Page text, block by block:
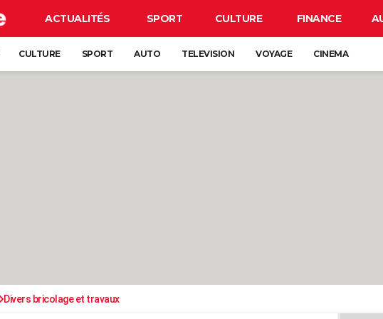
ACTUALITÉS SPORT CULTURE FINANCE
CULTURE SPORT AUTO TELEVISION VOYAGE CINEMA
Divers bricolage et travaux